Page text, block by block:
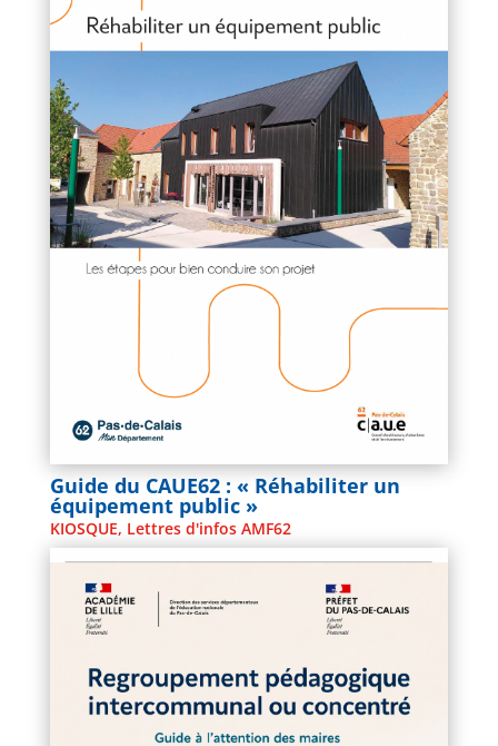
Guide du CAUE62 : « Réhabiliter un
équipement public »
KIOSQUE, Lettres d'infos AMF62